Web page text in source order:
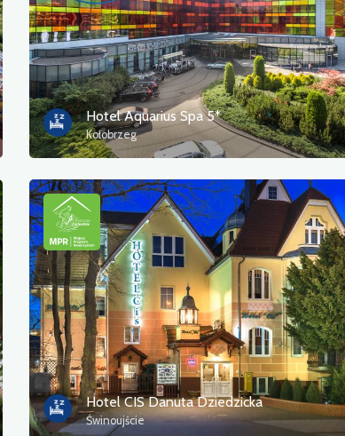
Hotel Aquarius Spa 5*
Kołobrzeg
Hotel CIS Danuta Dziedzicka
Świnoujście